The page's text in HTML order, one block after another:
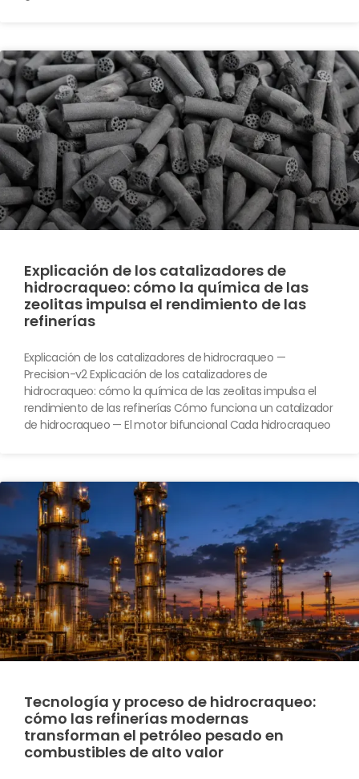
Explicación de los catalizadores de
hidrocraqueo: cómo la química de las
zeolitas impulsa el rendimiento de las
refinerías
Explicación de los catalizadores de hidrocraqueo —
Precision-v2 Explicación de los catalizadores de
hidrocraqueo: cómo la química de las zeolitas impulsa el
rendimiento de las refinerías Cómo funciona un catalizador
de hidrocraqueo — El motor bifuncional Cada hidrocraqueo
Tecnología y proceso de hidrocraqueo:
cómo las refinerías modernas
transforman el petróleo pesado en
combustibles de alto valor